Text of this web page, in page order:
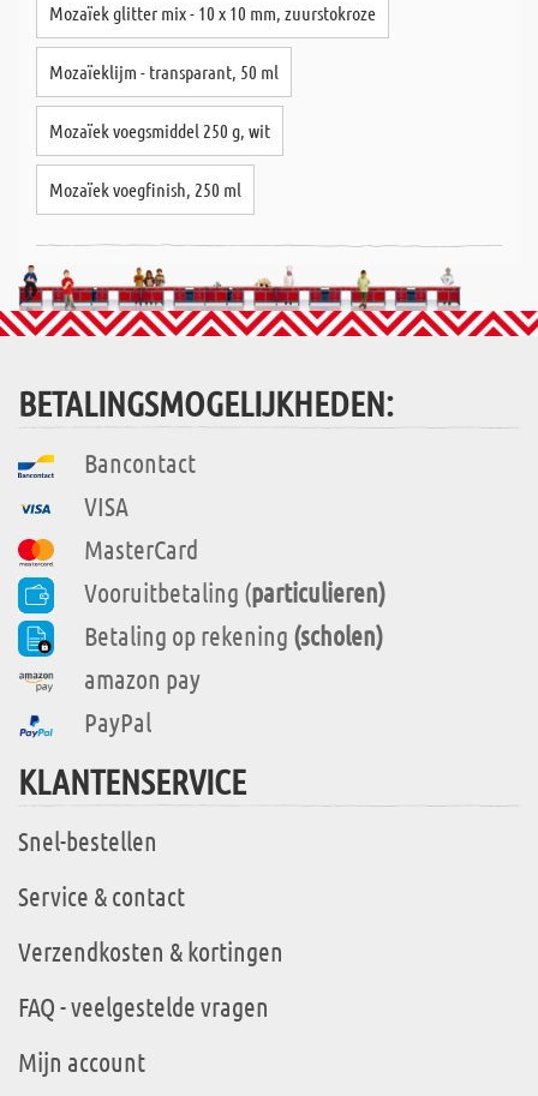
Mozaïek glitter mix - 10 x 10 mm, zuurstokroze
Mozaïeklijm - transparant, 50 ml
Mozaïek voegsmiddel 250 g, wit
Mozaïek voegfinish, 250 ml
BETALINGSMOGELIJKHEDEN:
Bancontact
VISA
MasterCard
Vooruitbetaling (particulieren)
Betaling op rekening (scholen)
amazon pay
PayPal
KLANTENSERVICE
Snel-bestellen
Service & contact
Verzendkosten & kortingen
FAQ - veelgestelde vragen
Mijn account